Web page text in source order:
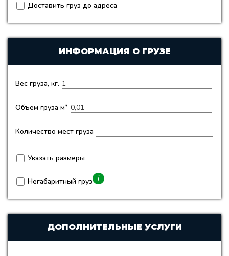
Доставить груз до адреса
ИНФОРМАЦИЯ О ГРУЗЕ
Вес груза, кг.
Объем груза м3
Количество мест груза
Указать размеры
Негабаритный груз i
ДОПОЛНИТЕЛЬНЫЕ УСЛУГИ